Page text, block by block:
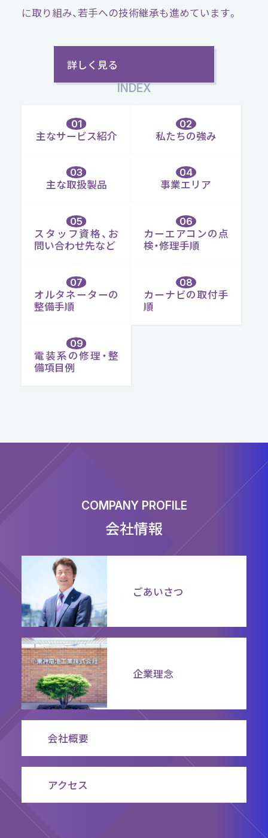
に取り組み、若手への技術継承も進めています。
詳しく見る
INDEX
主なサービス紹介 私たちの強み
主な取扱製品 事業エリア
スタッフ資格、お
問い合わせ先など
カーエアコンの点
検・修理手順
オルタネーターの
整備手順
カーナビの取付手
順
電装系の修理・整
備項目例
COMPANY PROFILE
会社情報
ごあいさつ
企業理念
会社概要
アクセス